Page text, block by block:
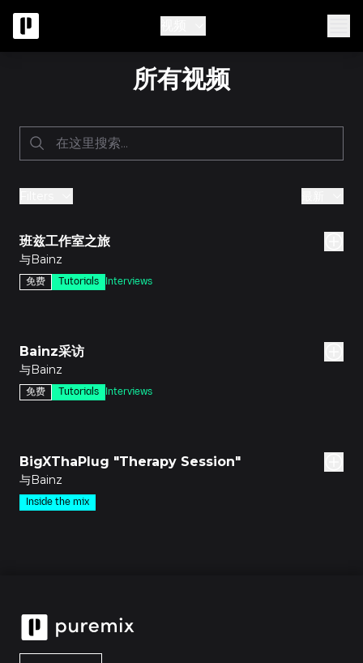
所有视频
班兹工作室之旅
与Bainz
免费 Tutorials Interviews
Bainz采访
与Bainz
免费 Tutorials Interviews
BigXThaPlug "Therapy Session"
与Bainz
Inside the mix